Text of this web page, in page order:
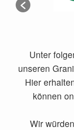
Unter
unseren
Hier
können
Wir